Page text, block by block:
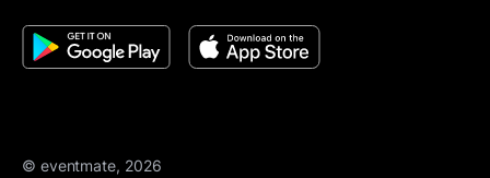
© eventmate, 2026